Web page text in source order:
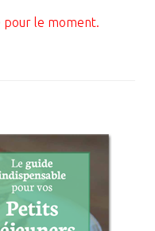
pour le moment.